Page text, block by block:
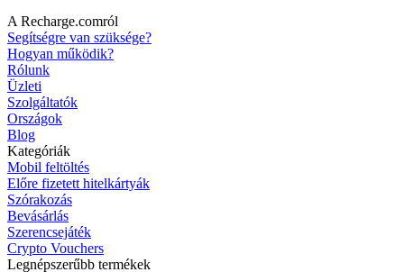
A Recharge.comról
Segítségre van szüksége?
Hogyan működik?
Rólunk
Üzleti
Szolgáltatók
Országok
Blog
Kategóriák
Mobil feltöltés
Előre fizetett hitelkártyák
Szórakozás
Bevásárlás
Szerencsejáték
Crypto Vouchers
Legnépszerűbb termékek